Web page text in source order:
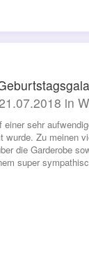
in
einer sehr
wurde. Zu meinen
die Garderobe
super